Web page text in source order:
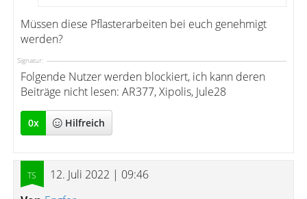
Müssen diese Pflasterarbeiten bei euch genehmigt
werden?
Signatur:
Folgende Nutzer werden blockiert, ich kann deren
Beiträge nicht lesen: AR377, Xipolis, Jule28
0x Hilfreich
12. Juli 2022 | 09:46